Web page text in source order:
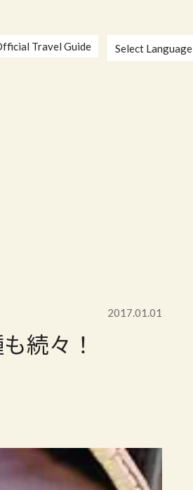
Travel Guide Select Language
2017.01.01
続々！